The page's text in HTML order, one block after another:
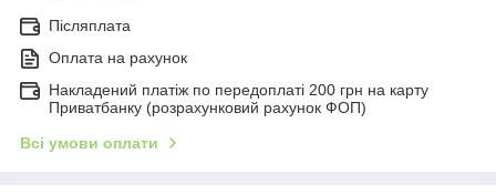
Післяплата
Оплата на рахунок
Накладений платіж по передоплаті 200 грн на карту
Приватбанку (розрахунковий рахунок ФОП)
Всі умови оплати